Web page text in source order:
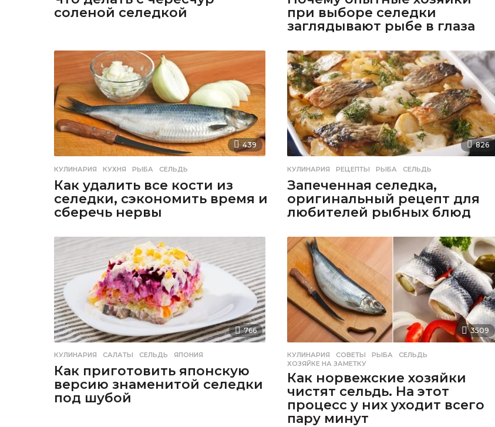
соленой селедкой
при выборе селедки
заглядывают рыбе в глаза
439
КУЛИНАРИЯ КУХНЯ ,РЫБА ,СЕЛЬДЬ
Как удалить все кости из
селедки, сэкономить время и
сберечь нервы
826
КУЛИНАРИЯ РЕЦЕПТЫ ,РЫБА ,СЕЛЬДЬ
Запеченная селедка,
оригинальный рецепт для
любителей рыбных блюд
766
КУЛИНАРИЯ САЛАТЫ ,СЕЛЬДЬ ,ЯПОНИЯ
Как приготовить японскую
версию знаменитой селедки
под шубой
3509
КУЛИНАРИЯ ,СОВЕТЫ РЫБА ,СЕЛЬДЬ
ХОЗЯЙКЕ НА ЗАМЕТКУ
Как норвежские хозяйки
чистят сельдь. На этот
процесс у них уходит всего
пару минут